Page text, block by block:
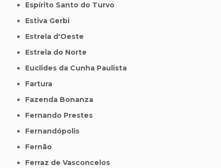
Espírito Santo do Turvo
Estiva Gerbi
Estrela d'Oeste
Estrela do Norte
Euclides da Cunha Paulista
Fartura
Fazenda Bonanza
Fernando Prestes
Fernandópolis
Fernão
Ferraz de Vasconcelos